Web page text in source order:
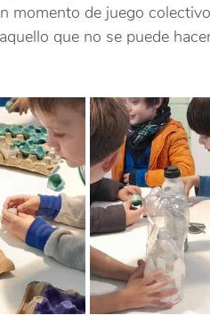
momento de juego
que no se puede